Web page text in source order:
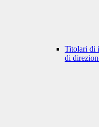
Titolari di
di